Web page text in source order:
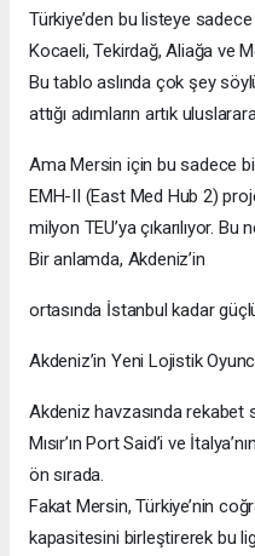
Türkiye’den bu listeye
Kocaeli, Tekirdağ, Aliağa ve
Bu tablo aslında çok şey
attığı adımların artık
Ama Mersin için bu sadece
EMH-II (East Med Hub 2)
milyon TEU’ya çıkarılıyor.
Bir anlamda, Akdeniz’in
ortasında İstanbul kadar
Akdeniz’in Yeni Lojistik
Akdeniz havzasında rekabet
Mısır’ın Port Said’i ve
ön sırada.
Fakat Mersin, Türkiye’nin
kapasitesini birleştirerek bu